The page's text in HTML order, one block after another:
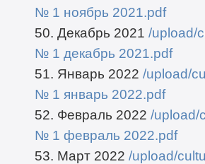
№ 1 ноябрь 2021.pdf
50. Декабрь 2021 /upload/
№ 1 декабрь 2021.pdf
51. Январь 2022 /upload/
№ 1 январь 2022.pdf
52. Февраль 2022 /
№ 1 февраль 2022.pdf
53. Март 2022 /upload/